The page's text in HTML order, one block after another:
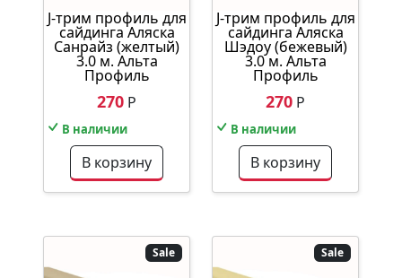
J-трим профиль для
сайдинга Аляска
Санрайз (желтый)
3.0 м. Альта
Профиль
270 Р
В наличии
В корзину
J-трим профиль для
сайдинга Аляска
Шэдоу (бежевый)
3.0 м. Альта
Профиль
270 Р
В наличии
В корзину
Sale Sale